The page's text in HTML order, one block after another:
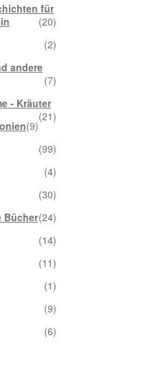
für
(20)
(2)
andere
(7)
- Kräuter
(21)
(9)
(99)
(4)
(30)
Bücher(24)
(14)
(11)
(1)
(9)
(6)